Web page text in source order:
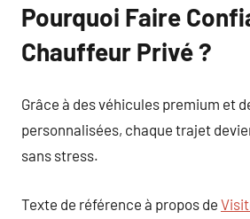
Pourquoi Faire
Chauffeur Privé ?
Grâce à des véhicules premium et
personnalisées, chaque trajet
sans stress.
Texte de référence à propos de